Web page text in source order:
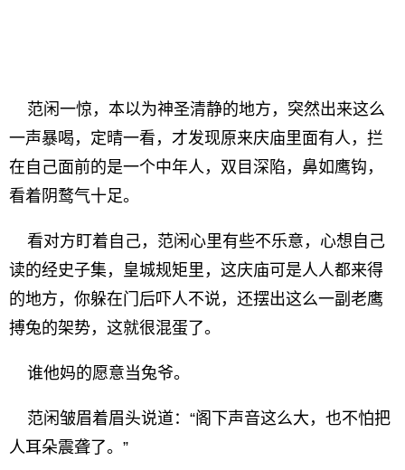
范闲一惊，本以为神圣清静的地方，突然出来这么
一声暴喝，定晴一看，才发现原来庆庙里面有人，拦
在自己面前的是一个中年人，双目深陷，鼻如鹰钩，
看着阴鹜气十足。
看对方盯着自己，范闲心里有些不乐意，心想自己
读的经史子集，皇城规矩里，这庆庙可是人人都来得
的地方，你躲在门后吓人不说，还摆出这么一副老鹰
搏兔的架势，这就很混蛋了。
谁他妈的愿意当兔爷。
范闲皱眉着眉头说道：“阁下声音这么大，也不怕把
人耳朵震聋了。”